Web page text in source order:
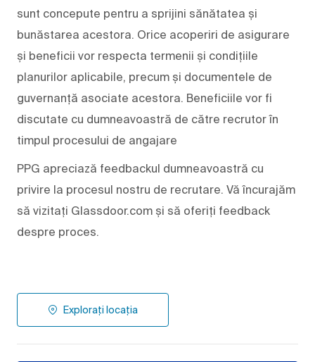
sunt concepute pentru a sprijini sănătatea și
bunăstarea acestora. Orice acoperiri de asigurare
și beneficii vor respecta termenii și condițiile
planurilor aplicabile, precum și documentele de
guvernanță asociate acestora. Beneficiile vor fi
discutate cu dumneavoastră de către recrutor în
timpul procesului de angajare
PPG apreciază feedbackul dumneavoastră cu
privire la procesul nostru de recrutare. Vă încurajăm
să vizitați Glassdoor.com și să oferiți feedback
despre proces.
Explorați locația